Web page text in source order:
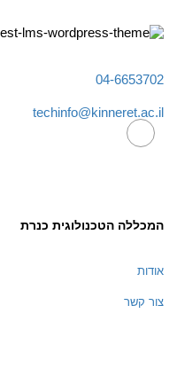
04-6653702
techinfo@kinneret.ac.il
המכללה הטכנולוגית כנרת
אודות
צור קשר